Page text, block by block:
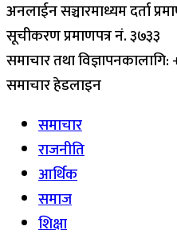
अनलाईन सञ्चारमाध्यम दर्ता
सूचीकरण प्रमाणपत्र नं. ३७३३
समाचार तथा
समाचार हेडलाइन
समाचार
राजनीति
आर्थिक
समाज
शिक्षा